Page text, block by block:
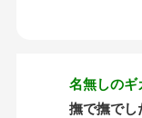
名無しのギ
撫で撫でし